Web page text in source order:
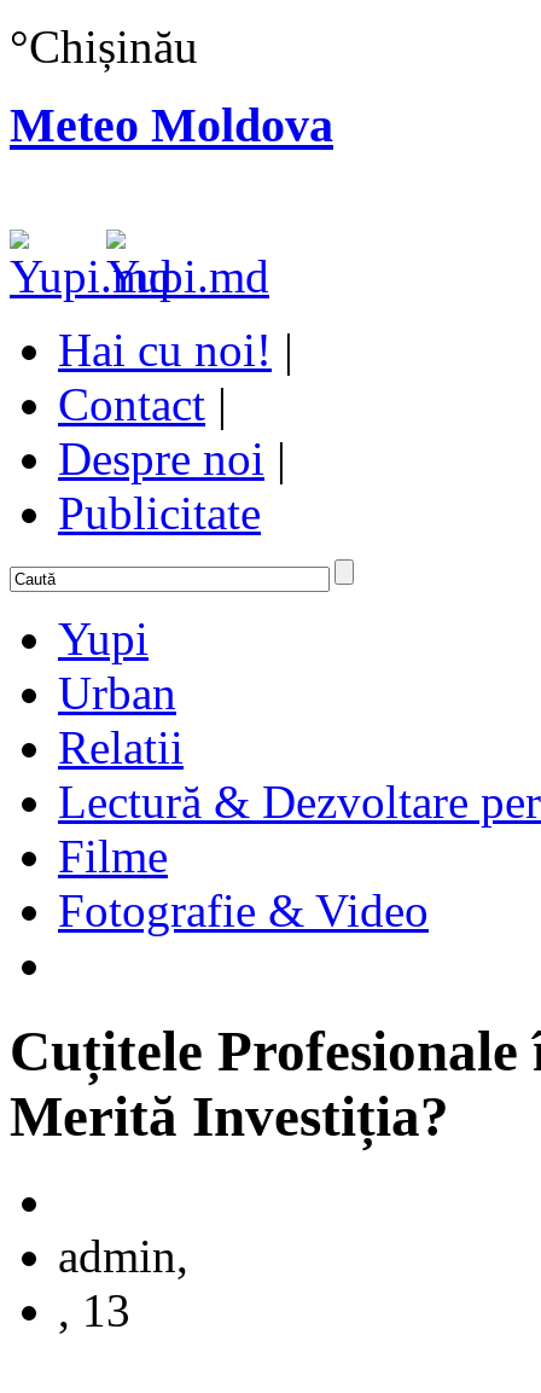
°Chișinău
Meteo Moldova
Hai cu noi! |
Contact |
Despre noi |
Publicitate
Yupi
Urban
Relatii
Lectură & Dezvoltare
Filme
Fotografie & Video
Cuțitele
Merită Investiția?
admin,
, 13